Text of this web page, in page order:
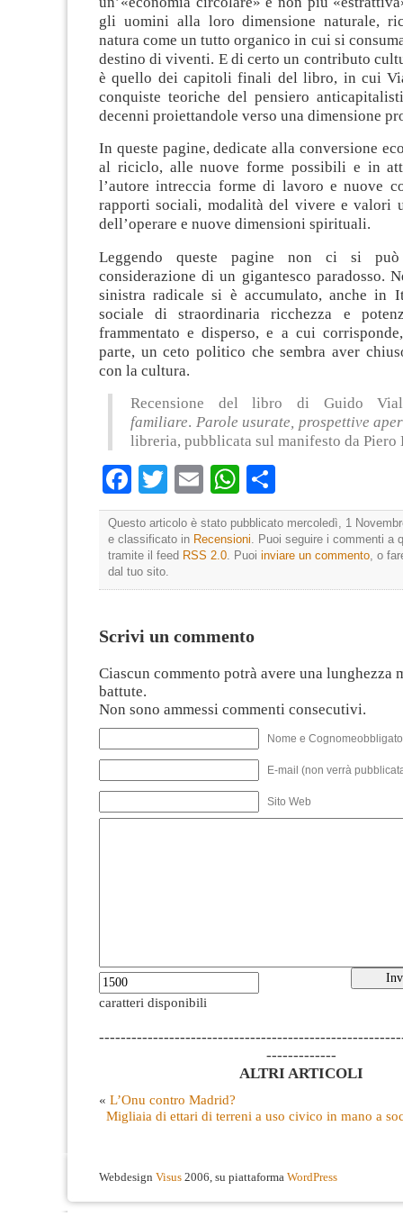
gli uomini alla loro dimensione naturale,
natura come un tutto organico in cui si
destino di viventi. E di certo un contributo
è quello dei capitoli finali del libro, in cui
conquiste teoriche del pensiero
decenni proiettandole verso una dimensione
In queste pagine, dedicate alla conversione
al riciclo, alle nuove forme possibili e in
l’autore intreccia forme di lavoro e nuove
rapporti sociali, modalità del vivere e valori
dell’operare e nuove dimensioni spirituali.
Leggendo queste pagine non ci si
considerazione di un gigantesco paradosso.
sinistra radicale si è accumulato, anche in
sociale di straordinaria ricchezza e
frammentato e disperso, e a cui
parte, un ceto politico che sembra aver
con la cultura.
Recensione del libro di Guido
familiare. Parole usurate, prospettive
libreria, pubblicata sul manifesto da Piero
Facebook
TwitterEmailWhatsApp
Questo articolo è stato pubblicato mercoledì, 1
e classificato in Recensioni . Puoi seguire i commenti a
tramite il feed RSS 2.0 . Puoi inviare un commento , o
dal tuo sito.
Scrivi un commento
Ciascun commento potrà avere una lunghezza
battute.
Non sono ammessi commenti consecutivi.
Nome e
E-mail (non verrà
Sito Web
caratteri disponibili
-------------
ALTRI ARTICOLI
« L’Onu contro Madrid?
Migliaia di ettari di terreni a uso civico in mano a
Webdesign Visus 2006, su piattaforma WordPress